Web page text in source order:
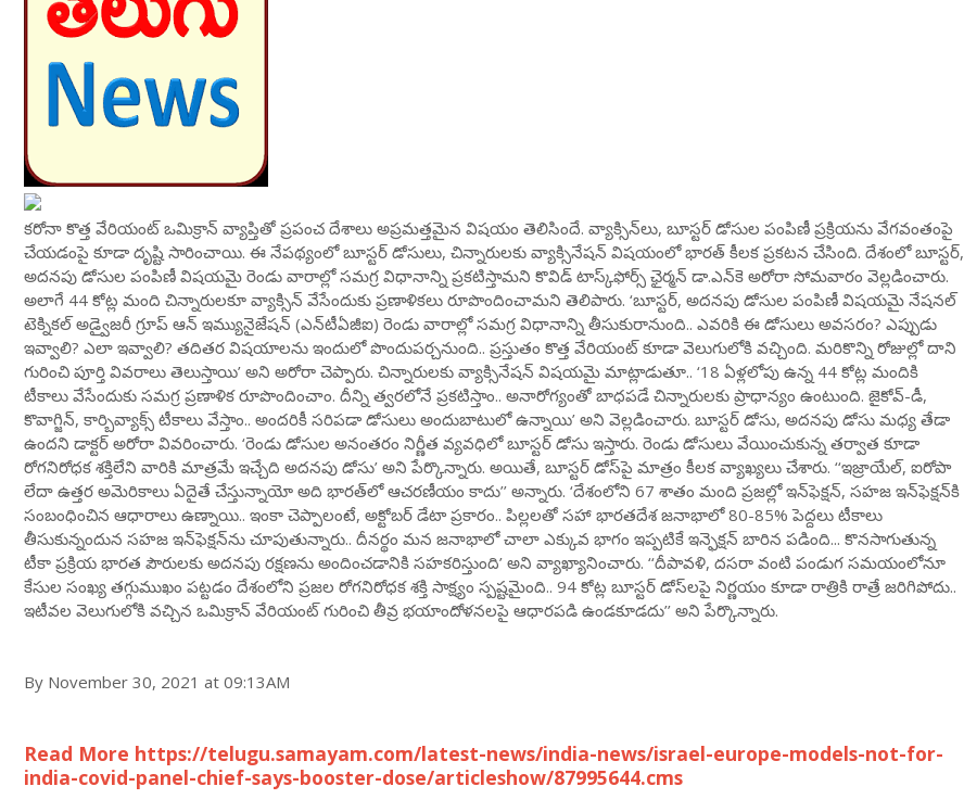
కరోనా కొత్త వేరియంట్‌ ఒమిక్రాన్‌ వ్యాప్తితో ప్రపంచ దేశాలు అప్రమత్తమైన విషయం తెలిసిందే. వ్యాక్సిన్‌లు, బూస్టర్‌ డోసుల పంపిణీ ప్రక్రియను వేగవంతంపై
చేయడంపై కూడా దృష్టి సారించాయి. ఈ నేపథ్యంలో బూస్టర్‌ డోసులు, చిన్నారులకు వ్యాక్సినేషన్ విషయంలో భారత్ కీలక ప్రకటన చేసింది. దేశంలో బూస్టర్‌,
అదనపు డోసుల పంపిణీ విషయమై రెండు వారాల్లో సమగ్ర విధానాన్ని ప్రకటిస్తామని కొవిడ్‌ టాస్క్‌ఫోర్స్ ఛైర్మన్ డా.ఎన్‌కె అరోరా సోమవారం వెల్లడించారు.
అలాగే 44 కోట్ల మంది చిన్నారులకూ వ్యాక్సిన్‌ వేసేందుకు ప్రణాళికలు రూపొందించామని తెలిపారు. ‘బూస్టర్‌, అదనపు డోసుల పంపిణీ విషయమై నేషనల్
టెక్నికల్ అడ్వైజరీ గ్రూప్ ఆన్ ఇమ్యునైజేషన్ (ఎన్‌టీఏజీఐ) రెండు వారాల్లో సమగ్ర విధానాన్ని తీసుకురానుంది.. ఎవరికి ఈ డోసులు అవసరం? ఎప్పుడు
ఇవ్వాలి? ఎలా ఇవ్వాలి? తదితర విషయాలను ఇందులో పొందుపర్చనుంది.. ప్రస్తుతం కొత్త వేరియంట్‌ కూడా వెలుగులోకి వచ్చింది. మరికొన్ని రోజుల్లో దాని
గురించి పూర్తి వివరాలు తెలుస్తాయి’ అని అరోరా చెప్పారు. చిన్నారులకు వ్యాక్సినేషన్‌ విషయమై మాట్లాడుతూ.. ‘18 ఏళ్లలోపు ఉన్న 44 కోట్ల మందికి
టీకాలు వేసేందుకు సమగ్ర ప్రణాళిక రూపొందించాం. దీన్ని త్వరలోనే ప్రకటిస్తాం.. అనారోగ్యంతో బాధపడే చిన్నారులకు ప్రాధాన్యం ఉంటుంది. జైకోవ్‌-డీ,
కొవాగ్జిన్‌, కార్బివ్యాక్స్‌ టీకాలు వేస్తాం.. అందరికీ సరిపడా డోసులు అందుబాటులో ఉన్నాయి’ అని వెల్లడించారు. బూస్టర్‌ డోసు, అదనపు డోసు మధ్య తేడా
ఉందని డాక్టర్ అరోరా వివరించారు. ‘రెండు డోసుల అనంతరం నిర్ణీత వ్యవధిలో బూస్టర్‌ డోసు ఇస్తారు. రెండు డోసులు వేయించుకున్న తర్వాత కూడా
రోగనిరోధక శక్తిలేని వారికి మాత్రమే ఇచ్చేది అదనపు డోసు’ అని పేర్కొన్నారు. అయితే, బూస్టర్ డోస్‌పై మాత్రం కీలక వ్యాఖ్యలు చేశారు. ‘‘ఇజ్రాయేల్, ఐరోపా
లేదా ఉత్తర అమెరికాలు ఏదైతే చేస్తున్నాయో అది భారత్‌లో ఆచరణీయం కాదు’’ అన్నారు. ‘దేశంలోని 67 శాతం మంది ప్రజల్లో ఇన్‌ఫెక్షన్, సహజ ఇన్‌ఫెక్షన్‌కి
సంబంధించిన ఆధారాలు ఉణ్నాయి.. ఇంకా చెప్పాలంటే, అక్టోబర్ డేటా ప్రకారం.. పిల్లలతో సహా భారతదేశ జనాభాలో 80-85% పెద్దలు టీకాలు
తీసుకున్నందున సహజ ఇన్‌ఫెక్షన్‌ను చూపుతున్నారు.. దీనర్థం మన జనాభాలో చాలా ఎక్కువ భాగం ఇప్పటికే ఇన్ఫెక్షన్ బారిన పడింది... కొనసాగుతున్న
టీకా ప్రక్రియ భారత పౌరులకు అదనపు రక్షణను అందించడానికి సహకరిస్తుంది’ అని వ్యాఖ్యానించారు. ‘‘దీపావళి, దసరా వంటి పండుగ సమయంలోనూ
కేసుల సంఖ్య తగ్గుముఖం పట్టడం దేశంలోని ప్రజల రోగనిరోధక శక్తి సాక్ష్యం స్పష్టమైంది.. 94 కోట్ల బూస్టర్ డోస్‌లపై నిర్ణయం కూడా రాత్రికి రాత్రే జరిగిపోదు..
ఇటీవల వెలుగులోకి వచ్చిన ఒమిక్రాన్ వేరియంట్ గురించి తీవ్ర భయాందోళనలపై ఆధారపడి ఉండకూడదు’’ అని పేర్కొన్నారు.
By November 30, 2021 at 09:13AM
Read More https://telugu.samayam.com/latest-news/india-news/israel-europe-models-not-for-
india-covid-panel-chief-says-booster-dose/articleshow/87995644.cms